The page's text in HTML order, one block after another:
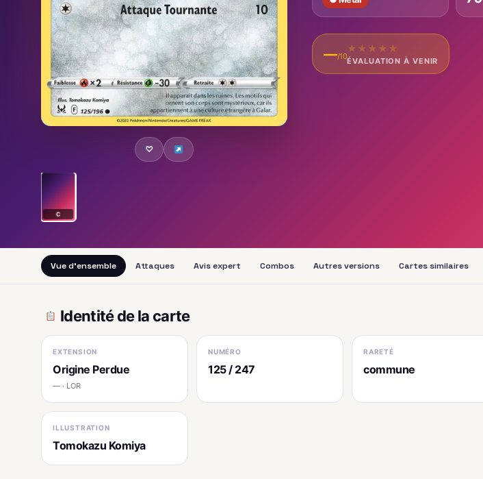
♡
C
—/10
★ ★ ★ ★ ★
ÉVALUATION À VENIR
Vue d'ensemble Attaques Avis expert Combos Autres versions Cartes similaires
Identité de la carte
EXTENSION
Origine Perdue
— · LOR
NUMÉRO
125 / 247
RARETÉ
commune
ILLUSTRATION
Tomokazu Komiya